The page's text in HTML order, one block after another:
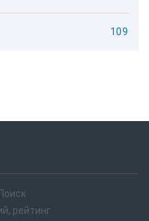
109
рейтинг